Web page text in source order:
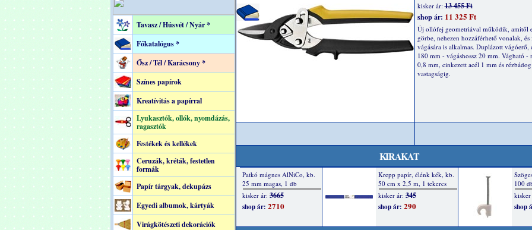
Tavasz / Húsvét / Nyár *
Főkatalógus *
Ősz / Tél / Karácsony *
Színes papírok
Kreatívitás a papírral
Lyukasztók, ollók, nyomdázás,
ragasztók
Festékek és kellékek
Ceruzák, kréták, festetlen
formák
Papír tárgyak, dekupázs
Egyedi albumok, kártyák
Virágkötészeti dekorációk
kisker ár:13 455 Ft
shop ár: 11 325 Ft
Új ollófej geometriával működik, amitől
görbe, nehezen hozzáférhető vonalak,
vágására is alkalmas. Duplázott vágóerő,
180 mm - vágáshossz 20 mm. Vágható -
0,8 mm, cinkezett acél 1 mm és
vastagságig.
KIRAKAT